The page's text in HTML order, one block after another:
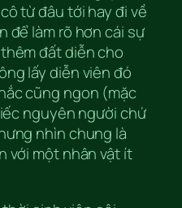
từ đâu tới hay đi về
để làm rõ hơn cái sự
đất diễn cho
lấy diễn viên đó
cũng ngon (mặc
nguyên người chứ
nhìn chung là
với một nhân vật ít